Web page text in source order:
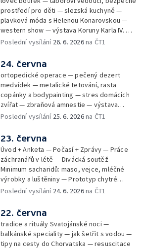
prostředí pro děti — slezská kuchyně —
plavková móda s Helenou Konarovskou —
western show — výstava Koruny Karla IV. —
mladý lezecký fenomén Josef Šindel
Poslední vysílání 26. 6. 2026na ČT1
24. června
ortopedické operace — pečený dezert
medvídek — metalické tetování, rasta
copánky a bodypainting — stres domácích
zvířat — zbraňová amnestie — výstava
mikrofotografií rostlin — fenomenální
Poslední vysílání 25. 6. 2026na ČT1
23. června
Úvod + Anketa — Počasí + Zprávy — Práce
záchranářů v létě — Divácká soutěž —
Minimum sacharidů: maso, vejce, mléčné
výrobky a luštěniny — Prototyp chytré
vložky do bot pro běžce — Anketa +
záchranářů v létě — Divácká soutěž —
Minimum sacharidů: maso, vejce, mléčné
výrobky a luštěniny — Jak se udržet v
kondici v létě bez posilovny — Prototyp
Poslední vysílání 24. 6. 2026na ČT1
22. června
tradice a rituály Svatojánské noci —
balkánské speciality — jak šetřit s vodou —
tipy na cesty do Chorvatska — resuscitace